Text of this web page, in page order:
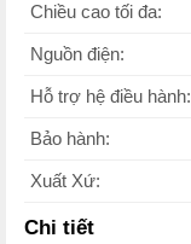
Chiều cao tối đa:
Nguồn điện:
Hỗ trợ hệ điều hành:
Bảo hành:
Xuất Xứ:
Chi tiết